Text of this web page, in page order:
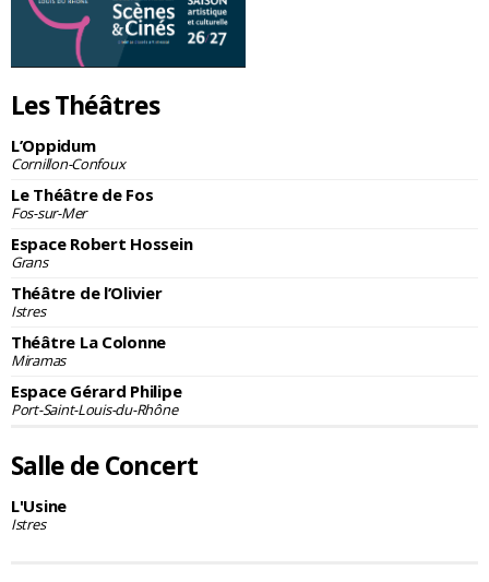
Les Théâtres
L’Oppidum
Cornillon-Confoux
Le Théâtre de Fos
Fos-sur-Mer
Espace Robert Hossein
Grans
Théâtre de l’Olivier
Istres
Théâtre La Colonne
Miramas
Espace Gérard Philipe
Port-Saint-Louis-du-Rhône
Salle de Concert
L'Usine
Istres